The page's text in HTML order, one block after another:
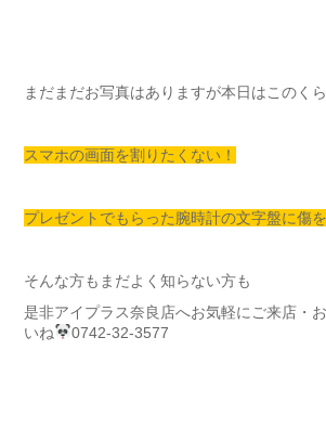
まだまだお写真はありますが本日はこのく
スマホの画面を割りたくない！
プレゼントでもらった腕時計の文字盤に傷
そんな方もまだよく知らない方も
是非アイプラス奈良店へお気軽にご来店・
いね
0742-32-3577